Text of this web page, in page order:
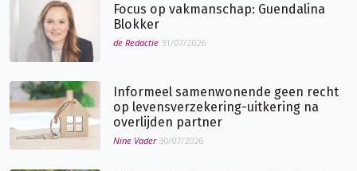
Focus op vakmanschap: Guendalina
Blokker
de Redactie 31/07/2026
Informeel samenwonende geen recht
op levensverzekering-uitkering na
overlijden partner
Nine Vader 30/07/2026